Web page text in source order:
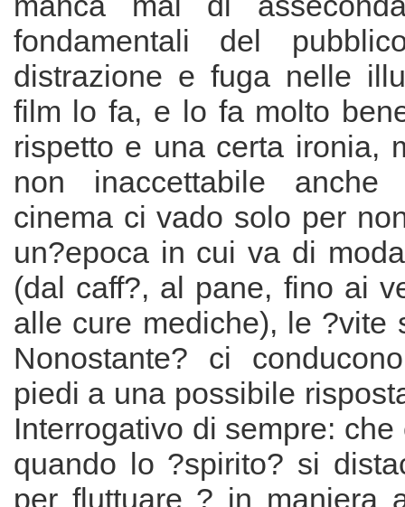
fondamentali del
distrazione e fuga nelle
film lo fa, e lo fa molto
rispetto e una certa ironia,
non inaccettabile
cinema ci vado solo per
un?epoca in cui va di
(dal caff?, al pane, fino ai
alle cure mediche), le ?vite
Nonostante? ci
piedi a una possibile
Interrogativo di sempre:
quando lo ?spirito? si
per fluttuare ? in maniera